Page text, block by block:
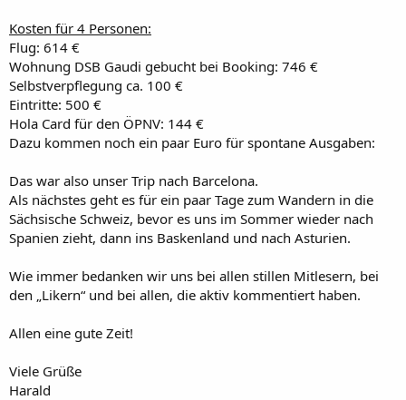
Kosten für 4 Personen:
Flug: 614 €
Wohnung DSB Gaudi gebucht bei Booking: 746 €
Selbstverpflegung ca. 100 €
Eintritte: 500 €
Hola Card für den ÖPNV: 144 €
Dazu kommen noch ein paar Euro für spontane Ausgaben:
Das war also unser Trip nach Barcelona.
Als nächstes geht es für ein paar Tage zum Wandern in die
Sächsische Schweiz, bevor es uns im Sommer wieder nach
Spanien zieht, dann ins Baskenland und nach Asturien.
Wie immer bedanken wir uns bei allen stillen Mitlesern, bei
den „Likern“ und bei allen, die aktiv kommentiert haben.
Allen eine gute Zeit!
Viele Grüße
Harald